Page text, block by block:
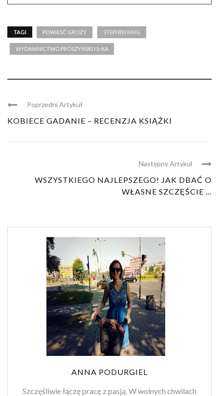
TAGI POWIEŚĆ GROZY STEPHEN KING
WYDAWNICTWO PRÓSZYŃSKI I S-KA
Poprzedni Artykuł
KOBIECE GADANIE – RECENZJA KSIĄŻKI
Następny Artykul
WSZYSTKIEGO NAJLEPSZEGO! JAK DBAĆ O
WŁASNE SZCZĘŚCIE ...
ANNA PODURGIEL
Szczęśliwie łączę pracę z pasją. W wolnych chwilach